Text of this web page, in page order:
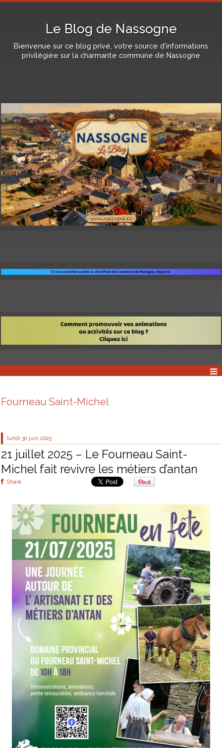
Le Blog de Nassogne
Bienvenue sur ce blog privé, votre source d'informations
privilégiée sur la charmante commune de Nassogne
Fourneau Saint-Michel
lundi 30 juin 2025
21 juillet 2025 – Le Fourneau Saint-
Michel fait revivre les métiers d’antan
Share